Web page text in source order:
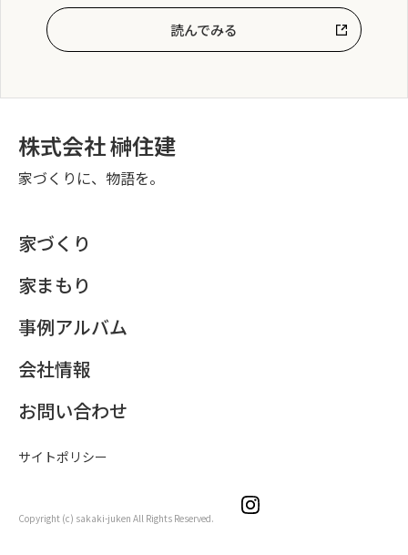
読んでみる
株式会社 榊住建
家づくりに、物語を。
家づくり
家まもり
事例アルバム
会社情報
お問い合わせ
サイトポリシー
Copyright (c) sakaki-juken All Rights Reserved.